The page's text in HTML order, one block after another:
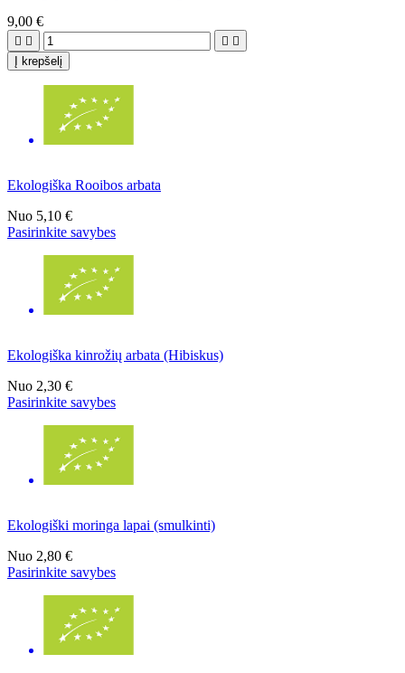
9,00 €
   
Į krepšelį
Ekologiška Rooibos arbata
Nuo 5,10 €
Pasirinkite savybes
Ekologiška kinrožių arbata (Hibiskus)
Nuo 2,30 €
Pasirinkite savybes
Ekologiški moringa lapai (smulkinti)
Nuo 2,80 €
Pasirinkite savybes